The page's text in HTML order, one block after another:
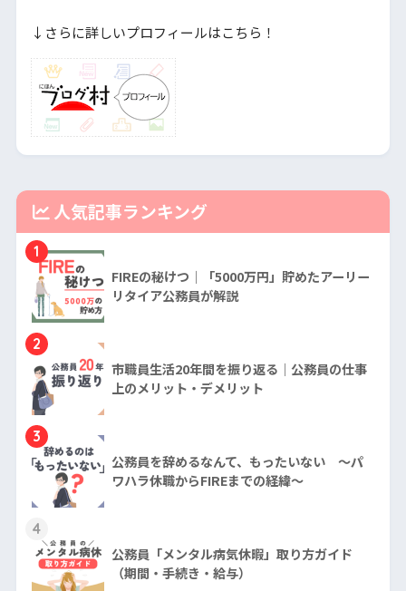
↓さらに詳しいプロフィールはこちら！
人気記事ランキング
1
FIREの秘けつ｜「5000万円」貯めたアーリー
リタイア公務員が解説
2
市職員生活20年間を振り返る｜公務員の仕事
上のメリット・デメリット
3
公務員を辞めるなんて、もったいない ～パ
ワハラ休職からFIREまでの経緯～
4
公務員「メンタル病気休暇」取り方ガイド
（期間・手続き・給与）